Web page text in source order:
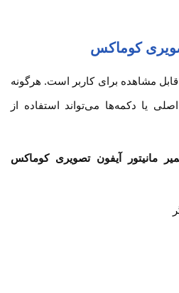
کوماکس
مشاهده برای کاربر است. هرگونه
یا دکمه‌ها می‌تواند استفاده از
مانیتور آیفون تصویری کوماکس